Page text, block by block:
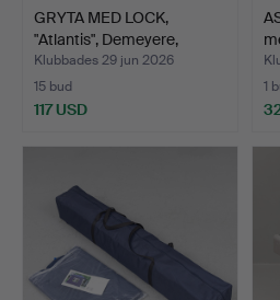
GRYTA MED LOCK,
"Atlantis", Demeyere,
Made…
Klubbades 29 jun 2026
15 bud
117 USD
1